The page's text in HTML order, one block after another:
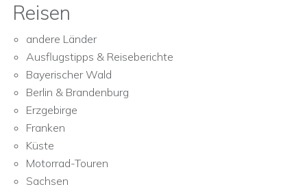
Reisen
andere Länder
Ausflugstipps & Reiseberichte
Bayerischer Wald
Berlin & Brandenburg
Erzgebirge
Franken
Küste
Motorrad-Touren
Sachsen